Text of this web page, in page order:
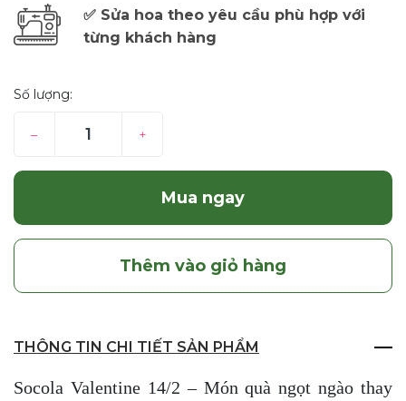
✅ Sửa hoa theo yêu cầu phù hợp với
từng khách hàng
Số lượng:
– +
Mua ngay
Thêm vào giỏ hàng
THÔNG TIN CHI TIẾT SẢN PHẨM
Socola Valentine 14/2 – Món quà ngọt ngào thay